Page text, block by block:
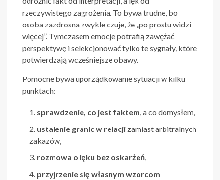
rzeczywistego zagrożenia. To bywa trudne, bo
osoba zazdrosna zwykle czuje, że „po prostu widzi
więcej”. Tymczasem emocje potrafią zawężać
perspektywę i selekcjonować tylko te sygnały, które
potwierdzają wcześniejsze obawy.
Pomocne bywa uporządkowanie sytuacji w kilku
punktach:
sprawdzenie, co jest faktem , a co domysłem,
ustalenie granic w relacji zamiast arbitralnych
zakazów,
rozmowa o lęku bez oskarżeń
przyjrzenie się własnym wzorcom